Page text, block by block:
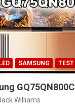
SAMSUNG TEST
GQ75QN800C
Williams